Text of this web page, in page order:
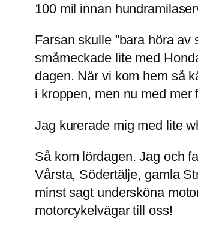
100 mil innan
Farsan skulle ”bara höra
småmeckade lite med
dagen. När vi kom hem så
i kroppen, men nu med mer
Jag kurerade mig med lite
Så kom lördagen. Jag och
Vårsta, Södertälje, gamla
minst sagt undersköna
motorcykelvägar till oss!